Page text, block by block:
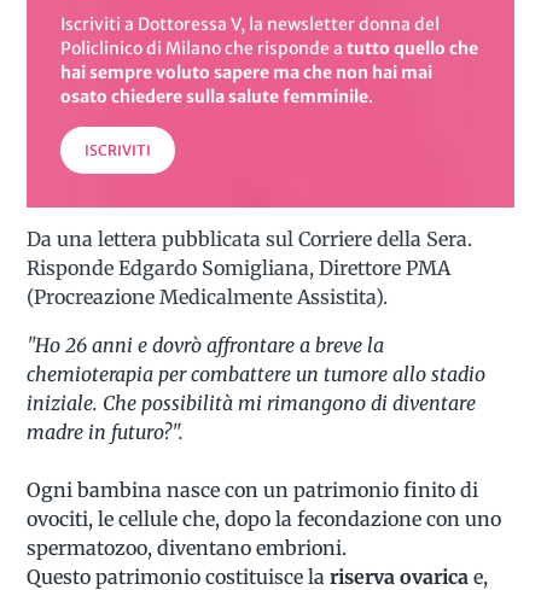
Iscriviti a Dottoressa V, la newsletter donna del
Policlinico di Milanoche risponde atutto quello che
hai sempre voluto sapere ma che non hai mai
osato chiedere sulla salute femminile.
ISCRIVITI
Da una lettera pubblicata sul Corriere della Sera.
Risponde Edgardo Somigliana, Direttore PMA
(Procreazione Medicalmente Assistita).
"Ho 26 anni e dovrò affrontare a breve la
chemioterapia per combattere un tumore allo stadio
iniziale. Che possibilità mi rimangono di diventare
madre in futuro?".
Ogni bambina nasce con un patrimonio finito di
ovociti, le cellule che, dopo la fecondazione con uno
spermatozoo, diventano embrioni.
Questo patrimonio costituisce la riserva ovarica e,